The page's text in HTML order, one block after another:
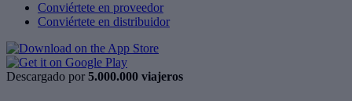
Conviértete en proveedor
Conviértete en distribuidor
Descargado por 5.000.000 viajeros